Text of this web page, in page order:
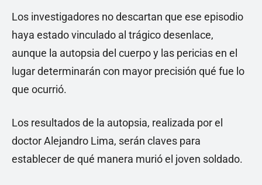
Los investigadores no descartan que ese episodio
haya estado vinculado al trágico desenlace,
aunque la autopsia del cuerpo y las pericias en el
lugar determinarán con mayor precisión qué fue lo
que ocurrió.
Los resultados de la autopsia, realizada por el
doctor Alejandro Lima, serán claves para
establecer de qué manera murió el joven soldado.